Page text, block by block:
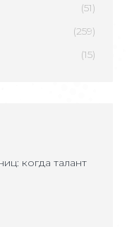
(51)
(259)
(15)
когда талант